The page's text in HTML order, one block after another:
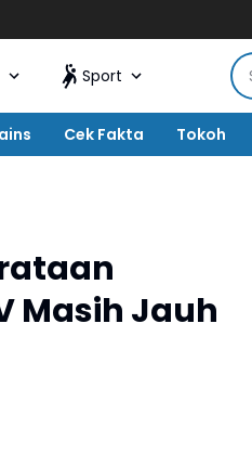
Sport
Cek Fakta Tokoh
Masih Jauh